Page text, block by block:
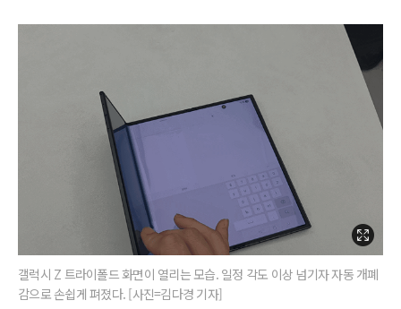
갤럭시 Z 트라이폴드 화면이 열리는 모습. 일정 각도 이상 넘기자 자동 개폐
감으로 손쉽게 펴졌다. [사진=김다경 기자]